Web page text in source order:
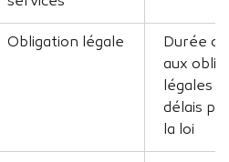
Obligation légale
Durée
aux
légales
délais
la loi